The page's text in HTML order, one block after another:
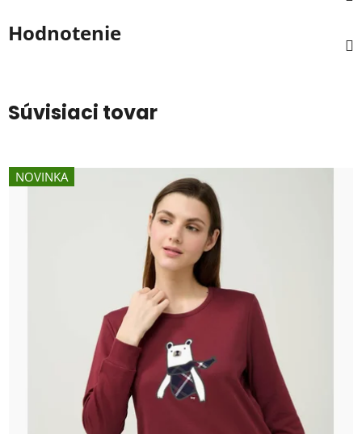
Hodnotenie
Súvisiaci tovar
NOVINKA